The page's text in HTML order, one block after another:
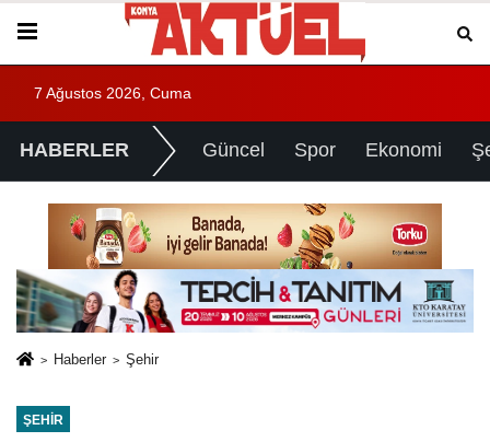
7 Ağustos 2026, Cuma
HABERLER Güncel Spor Ekonomi
Haberler Şehir
ŞEHIR